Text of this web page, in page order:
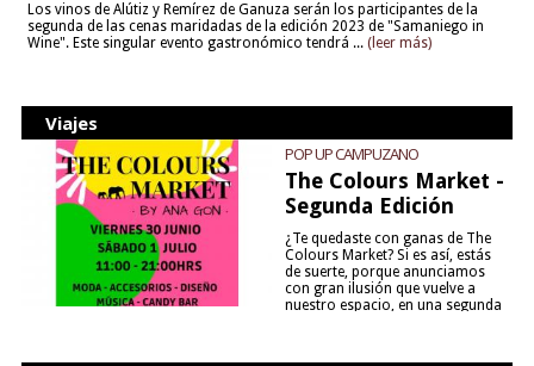
Los vinos de Alútiz y Remírez de Ganuza serán los participantes de la
segunda de las cenas maridadas de la edición 2023 de "Samaniego in
Wine". Este singular evento gastronómico tendrá ... (leer más)
Viajes
POP UP CAMPUZANO
The Colours Market -
Segunda Edición
¿Te quedaste con ganas de The
Colours Market? Si es así, estás
de suerte, porque anunciamos
con gran ilusión que vuelve a
nuestro espacio, en una segunda